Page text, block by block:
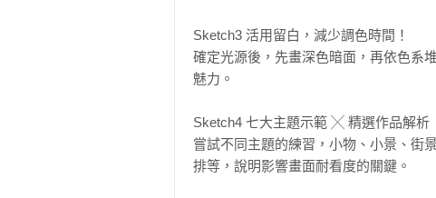
Sketch3 活用留白，減少調色時間！
確定光源後，先畫深色暗面，再依色系
魅力。
Sketch4 七大主題示範 ╳ 精選作品解析
嘗試不同主題的練習，小物、小景、街
排等，說明影響畫面耐看度的關鍵。